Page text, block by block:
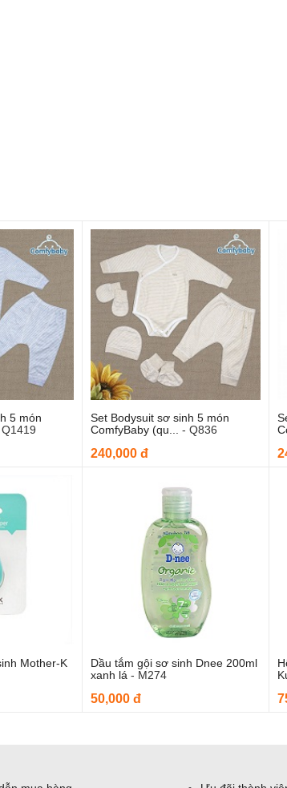
giỏ hàng
5 món
Q1419
Set Bodysuit sơ sinh 5 món
ComfyBaby (qu... - Q836
240,000 đ
giỏ hàng
Mother-K
Dầu tắm gội sơ sinh Dnee 200ml
xanh lá- M274
50,000 đ